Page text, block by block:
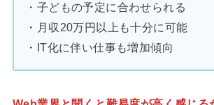
・子どもの予定に合わせられる
・月収20万円以上も十分に可能
・IT化に伴い仕事も増加傾向